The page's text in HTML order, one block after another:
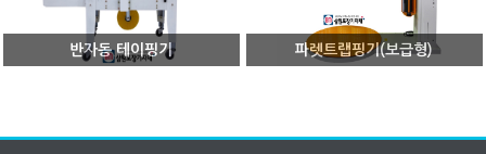
반자동 테이핑기 파렛트랩핑기(보급형)